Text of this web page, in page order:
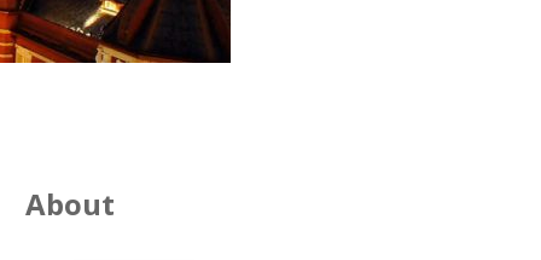
About